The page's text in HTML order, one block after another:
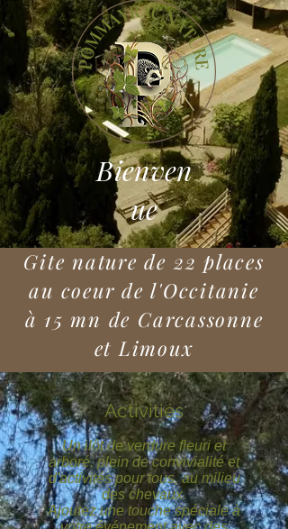
Bienven
ue
Gite nature de 22 places
au coeur de l'Occitanie
à 15 mn de Carcassonne
et Limoux
Activitiés
Un ilôt de verdure fleuri et
arboré, plein de convivialité et
d'activités pour tous, au milieu
des chevaux.
Ajoutez une touche spéciale à